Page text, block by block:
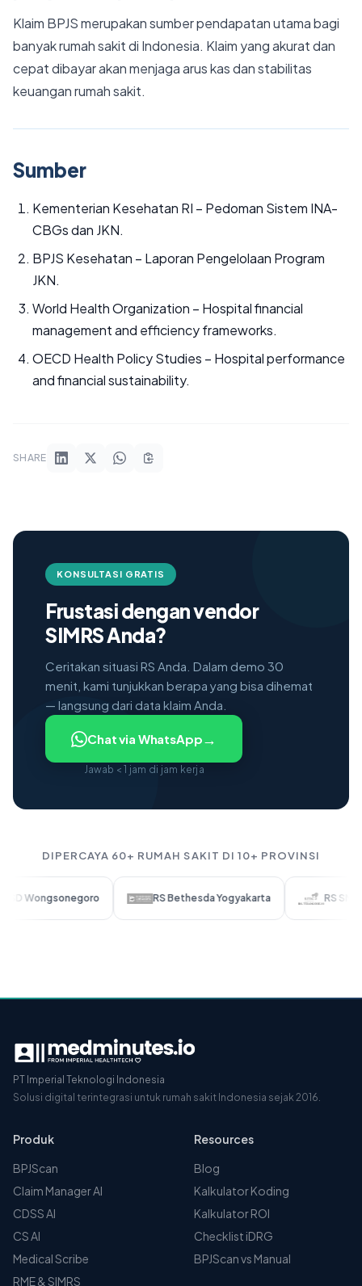
Klaim BPJS merupakan sumber pendapatan utama bagi
banyak rumah sakit di Indonesia. Klaim yang akurat dan
cepat dibayar akan menjaga arus kas dan stabilitas
keuangan rumah sakit.
Sumber
Kementerian Kesehatan RI – Pedoman Sistem INA-
CBGs dan JKN.
BPJS Kesehatan – Laporan Pengelolaan Program
JKN.
World Health Organization – Hospital financial
management and efficiency frameworks.
OECD Health Policy Studies – Hospital performance
and financial sustainability.
SHARE
KONSULTASI GRATIS
Frustasi dengan vendor
SIMRS Anda?
Ceritakan situasi RS Anda. Dalam demo 30
menit, kami tunjukkan berapa yang bisa dihemat
— langsung dari data klaim Anda.
Chat via WhatsApp→
Jawab < 1 jam di jam kerja
DIPERCAYA 60+ RUMAH SAKIT DI 10+ PROVINSI
RS Bethesda Yogyakarta RS SMC
PT Imperial Teknologi Indonesia
Solusi digital terintegrasi untuk rumah sakit Indonesia sejak 2016.
Produk
BPJScan
Claim Manager AI
CDSS AI
CS AI
Medical Scribe
RME & SIMRS
Resources
Blog
Kalkulator Koding
Kalkulator ROI
Checklist iDRG
BPJScan vs Manual